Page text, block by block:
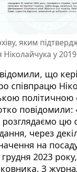
яким
у
що
співпрацю
повідомили:
цю
через
на
2023
З